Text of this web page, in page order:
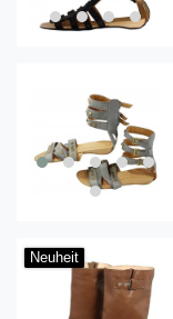
Neuheit